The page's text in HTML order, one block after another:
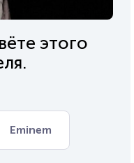
этого
Eminem